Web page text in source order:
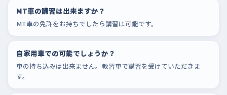
MT車の講習は出来ますか？
MT車の免許をお持ちでしたら講習は可能です。
自家用車での可能でしょうか？
車の持ち込みは出来ません。教習車で講習を受けていただきま
す。